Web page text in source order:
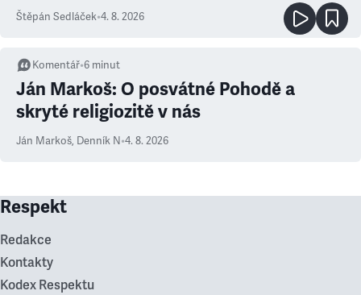
Štěpán Sedláček•4. 8. 2026
Komentář•6 minut
Ján Markoš: O posvátné Pohodě a
skryté religiozitě v nás
Ján Markoš, Denník N•4. 8. 2026
Respekt
Redakce
Kontakty
Kodex Respektu